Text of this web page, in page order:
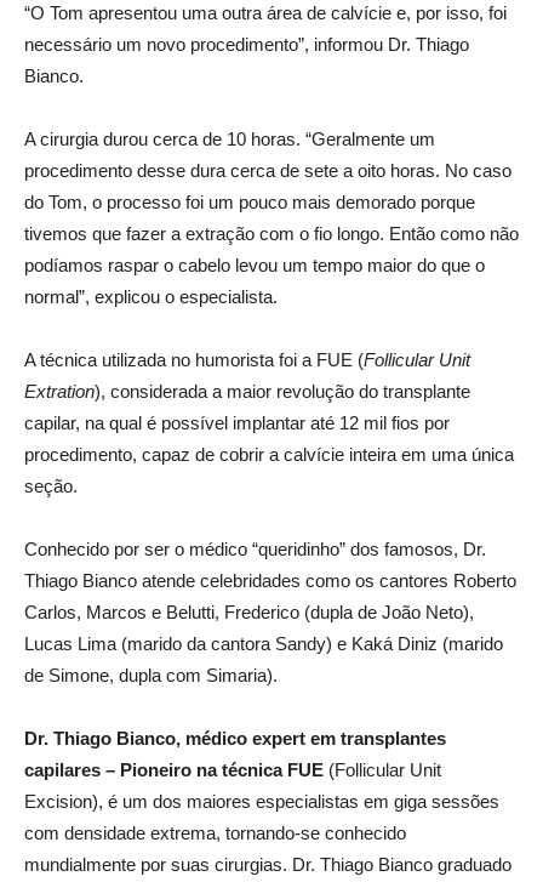
“O Tom apresentou uma outra área de calvície e, por isso, foi
necessário um novo procedimento”, informou Dr. Thiago
Bianco.
A cirurgia durou cerca de 10 horas. “Geralmente um
procedimento desse dura cerca de sete a oito horas. No caso
do Tom, o processo foi um pouco mais demorado porque
tivemos que fazer a extração com o fio longo. Então como não
podíamos raspar o cabelo levou um tempo maior do que o
normal”, explicou o especialista.
A técnica utilizada no humorista foi a FUE (Follicular Unit
Extration), considerada a maior revolução do transplante
capilar, na qual é possível implantar até 12 mil fios por
procedimento, capaz de cobrir a calvície inteira em uma única
seção.
Conhecido por ser o médico “queridinho” dos famosos, Dr.
Thiago Bianco atende celebridades como os cantores Roberto
Carlos, Marcos e Belutti, Frederico (dupla de João Neto),
Lucas Lima (marido da cantora Sandy) e Kaká Diniz (marido
de Simone, dupla com Simaria).
Dr. Thiago Bianco, médico expert em transplantes
capilares – Pioneiro na técnica FUE (Follicular Unit
Excision), é um dos maiores especialistas em giga sessões
com densidade extrema, tornando-se conhecido
mundialmente por suas cirurgias. Dr. Thiago Bianco graduado